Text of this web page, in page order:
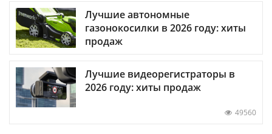
Лучшие автономные
газонокосилки в 2026 году: хиты
продаж
Лучшие видеорегистраторы в
2026 году: хиты продаж
49560